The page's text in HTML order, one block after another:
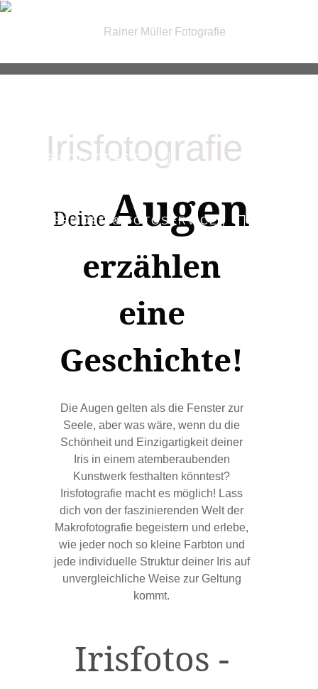
| IRIS FOTOGRAFIE |
| PASSBILDER & FOTOSERVICE |
Irisfotografie
DeineAugen
erzählen
eine
Geschichte!
Die Augen gelten als die Fenster zur
Seele, aber was wäre, wenn du die
Schönheit und Einzigartigkeit deiner
Iris in einem atemberaubenden
Kunstwerk festhalten könntest?
Irisfotografie macht es möglich! Lass
dich von der faszinierenden Welt der
Makrofotografie begeistern und erlebe,
wie jeder noch so kleine Farbton und
jede individuelle Struktur deiner Iris auf
unvergleichliche Weise zur Geltung
kommt.
Irisfotos -